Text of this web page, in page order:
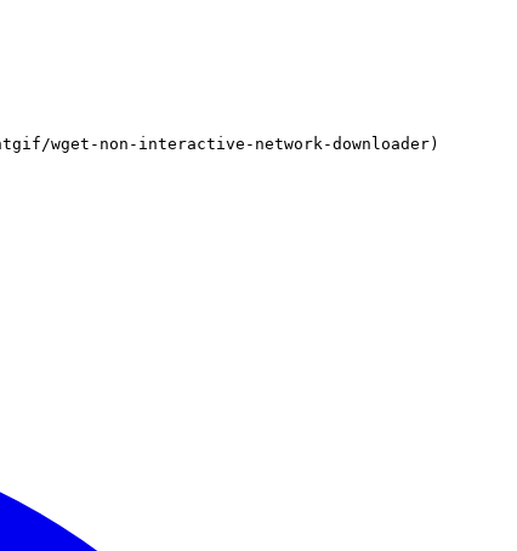
wget-non-interactive-network-downloader)